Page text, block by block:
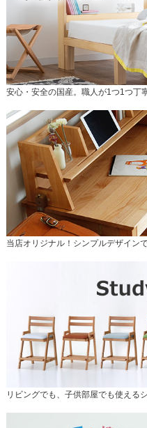
安心・安全の国産。職人が1つ1つ丁
当店オリジナル！シンプルデザイン
リビングでも、子供部屋でも使える